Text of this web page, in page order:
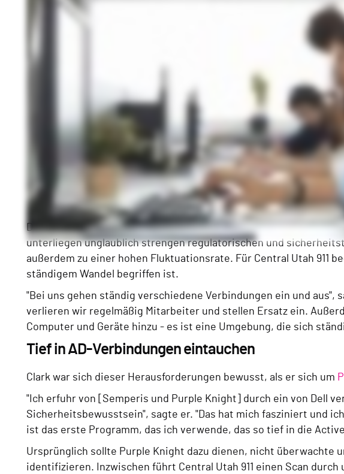
Darüber hinaus sind Notrufzentralen aus Sicht der
unterliegen unglaublich strengen regulatorischen und
außerdem zu einer hohen Fluktuationsrate. Für Central Utah 911
ständigem Wandel begriffen ist.
"Bei uns gehen ständig verschiedene Verbindungen ein und aus",
verlieren wir regelmäßig Mitarbeiter und stellen Ersatz ein.
Computer und Geräte hinzu - es ist eine Umgebung, die sich
Tief in AD-Verbindungen eintauchen
Clark war sich dieser Herausforderungen bewusst, als er sich um
"Ich erfuhr von [Semperis und Purple Knight] durch ein von Dell
Sicherheitsbewusstsein", sagte er. "Das hat mich fasziniert und
ist das erste Programm, das ich verwende, das so tief in die
Ursprünglich sollte Purple Knight dazu dienen, nicht überwachte
identifizieren. Inzwischen führt Central Utah 911 einen Scan